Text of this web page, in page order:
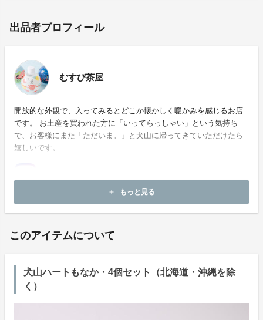
出品者プロフィール
むすび茶屋
開放的な外観で、入ってみるとどこか懐かしく暖かみを感じるお店
です。 お土産を買われた方に「いってらっしゃい」という気持ち
で、お客様にまた「ただいま。」と犬山に帰ってきていただけたら
嬉しいです。
add もっと見る
このアイテムについて
犬山ハートもなか・4個セット（北海道・沖縄を除
く）